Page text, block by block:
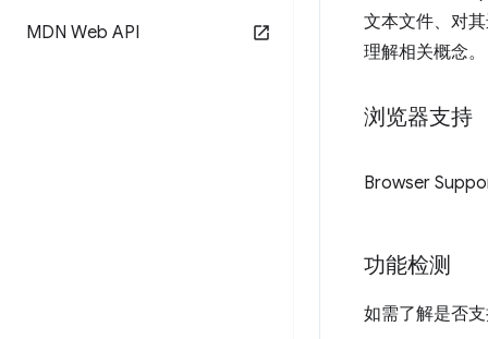
MDN Web API
文本文件、对
理解相关概念。
浏览器支持
Browser
功能检测
如需了解是否